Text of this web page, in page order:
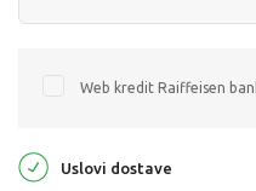
Web kredit Raiffeisen
Uslovi dostave